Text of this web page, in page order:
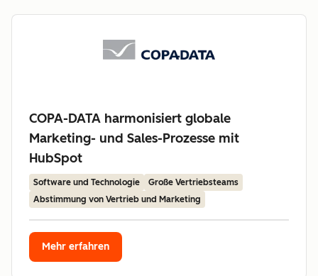
COPA-DATA harmonisiert globale
Marketing- und Sales-Prozesse mit
HubSpot
Software und Technologie
Große Vertriebsteams
Abstimmung von Vertrieb und Marketing
Mehr erfahren